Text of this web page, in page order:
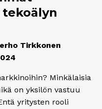
Tirkkonen
Minkälaisia
on yksilön vastuu
yritysten rooli